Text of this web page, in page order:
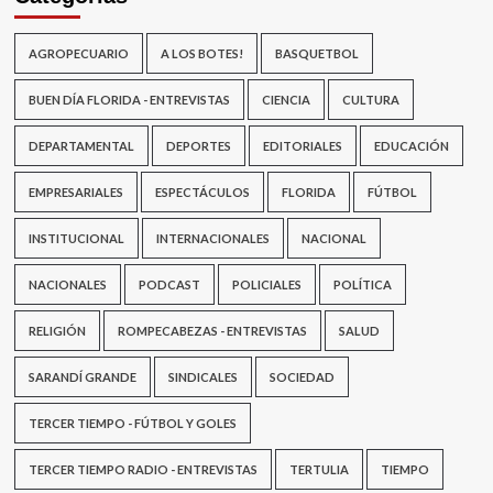
AGROPECUARIO A LOS BOTES! BASQUETBOL
BUEN DÍA FLORIDA - ENTREVISTAS CIENCIA CULTURA
DEPARTAMENTAL DEPORTES EDITORIALES EDUCACIÓN
EMPRESARIALES ESPECTÁCULOS FLORIDA FÚTBOL
INSTITUCIONAL INTERNACIONALES NACIONAL
NACIONALES PODCAST POLICIALES POLÍTICA
RELIGIÓN ROMPECABEZAS - ENTREVISTAS SALUD
SARANDÍ GRANDE SINDICALES SOCIEDAD
TERCER TIEMPO - FÚTBOL Y GOLES
TERCER TIEMPO RADIO - ENTREVISTAS TERTULIA TIEMPO